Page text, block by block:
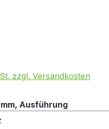
zzgl. Versandkosten
Ausführungauswählen